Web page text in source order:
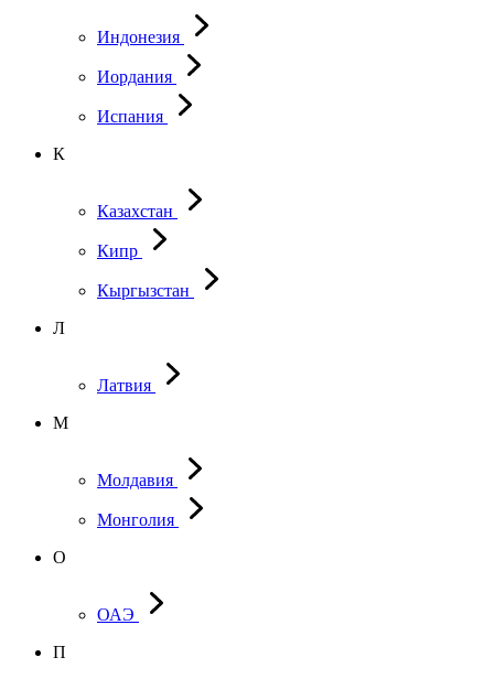
Индонезия
Иордания
Испания
К
Казахстан
Кипр
Кыргызстан
Л
Латвия
М
Молдавия
Монголия
О
ОАЭ
П